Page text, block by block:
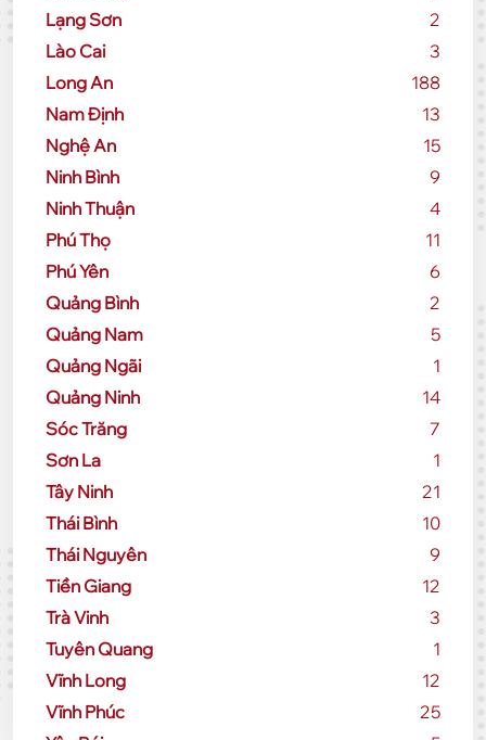
Lạng Sơn
2
Lào Cai
3
Long An
188
Nam Định
13
Nghệ An
15
Ninh Bình
9
Ninh Thuận
4
Phú Thọ
11
Phú Yên
6
Quảng Bình
2
Quảng Nam
5
Quảng Ngãi
1
Quảng Ninh
14
Sóc Trăng
7
Sơn La
1
Tây Ninh
21
Thái Bình
10
Thái Nguyên
9
Tiền Giang
12
Trà Vinh
3
Tuyên Quang
1
Vĩnh Long
12
Vĩnh Phúc
25